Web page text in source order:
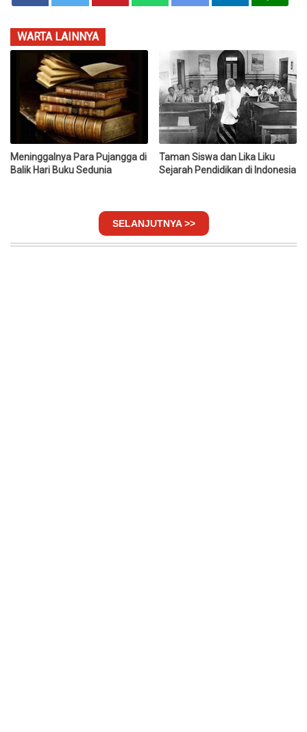
WARTA LAINNYA
Meninggalnya Para Pujangga di
Balik Hari Buku Sedunia
Taman Siswa dan Lika Liku
Sejarah Pendidikan di Indonesia
SELANJUTNYA >>